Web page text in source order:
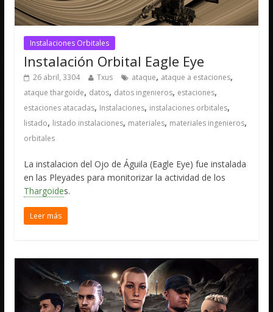
Instalaciones Orbitales
Instalación Orbital Eagle Eye
26 abril, 3304 Txus ataque, ataque a estaciones,
ataque thargoide, datos, datos ingenieros, estaciones,
estaciones atacadas, Instalaciones, instalaciones orbitales,
listado, listado instalaciones, materiales, materiales ingenieros,
orbitales
La instalacion del Ojo de Águila (Eagle Eye) fue instalada
en las Pleyades para monitorizar la actividad de los
Thargoides.
Leer más